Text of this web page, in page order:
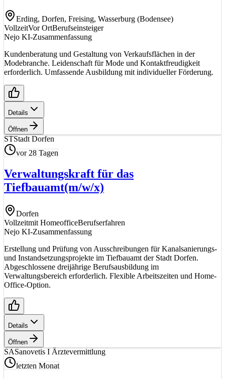
Erding, Dorfen, Freising, Wasserburg (Bodensee)
VollzeitVor OrtBerufseinsteiger
Nejo KI-Zusammenfassung
Kundenberatung und Gestaltung von Verkaufsflächen in der
Modebranche. Leidenschaft für Mode und Kontaktfreudigkeit
erforderlich. Umfassende Ausbildung mit individueller Förderung.
Details
Öffnen
STStadt Dorfen
vor 28 Tagen
Verwaltungskraft für das
Tiefbauamt(m/w/x)
Dorfen
Vollzeitmit HomeofficeBerufserfahren
Nejo KI-Zusammenfassung
Erstellung und Prüfung von Ausschreibungen für Kanalsanierungs-
und Instandsetzungsprojekte im Tiefbauamt der Stadt Dorfen.
Abgeschlossene dreijährige Berufsausbildung im
Verwaltungsbereich erforderlich. Flexible Arbeitszeiten und Home-
Office-Option.
Details
Öffnen
SASanovetis I Ärztevermittlung
letzten Monat